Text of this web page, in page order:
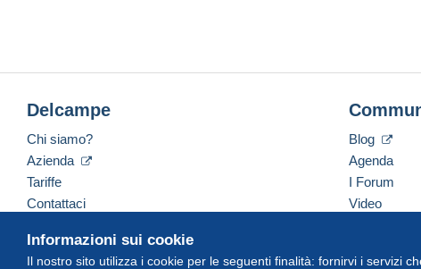
Informazioni sui cookie
Il nostro sito utilizza i cookie per le seguenti finalità: fornirvi i servizi
Delcampe
Chi siamo?
Azienda
Tariffe
Contattaci
Blog
Agenda
I Forum
Video